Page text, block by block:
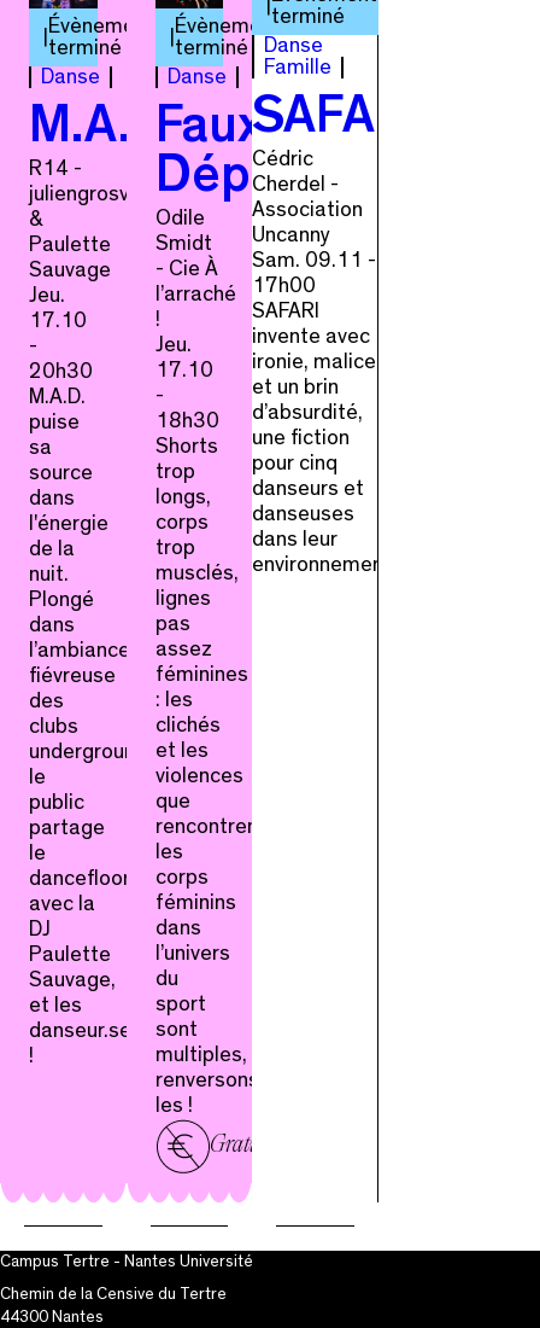
Évènement
terminé
Danse
M.A.D.extended
R14 -
juliengrosvalet
&
Paulette
Sauvage
Jeu.
17.10
-
20h30
M.A.D.
puise
sa
source
dans
l'énergie
de la
nuit.
Plongé
dans
l’ambiance
fiévreuse
des
clubs
underground,
le
public
partage
le
dancefloor
avec la
DJ
Paulette
Sauvage,
et les
danseur.ses
!
Évènement
terminé
Danse
Faux
Départ
Odile
Smidt
- Cie À
l’arraché
!
Jeu.
17.10
-
18h30
Shorts
trop
longs,
corps
trop
musclés,
lignes
pas
assez
féminines
: les
clichés
et les
violences
que
rencontrent
les
corps
féminins
dans
l’univers
du
sport
sont
multiples,
renversons-
les !
Gratuit
terminé
Danse
Famille
SAFARI
Cédric
Cherdel -
Association
Uncanny
Sam. 09.11 -
17h00
SAFARI
invente avec
ironie, malice
et un brin
d’absurdité,
une fiction
pour cinq
danseurs et
danseuses
dans leur
environnement.
Campus Tertre - Nantes Université
Chemin de la Censive du Tertre
44300 Nantes